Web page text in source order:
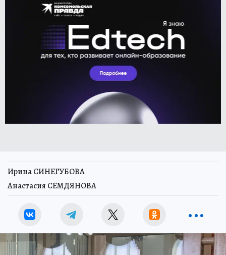
Ирина СИНЕГУБОВА
Анастасия СЕМДЯНОВА